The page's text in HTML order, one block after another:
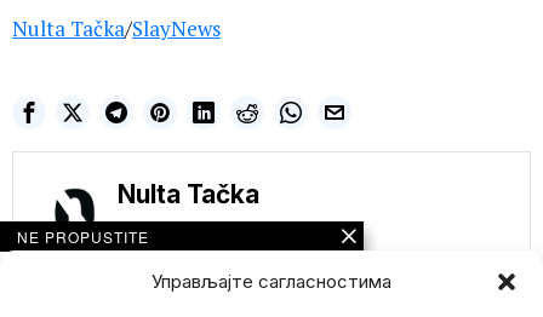
Управљајте сагласностима
Nulta Tačka/SlayNews
Nulta Tačka
NE PROPUSTITE
UMIREMO OD
GLADI!!!- Stanovnici